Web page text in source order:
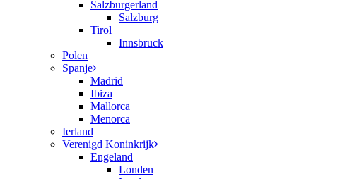
Salzburgerland
Salzburg
Tirol
Innsbruck
Polen
Spanje
Madrid
Ibiza
Mallorca
Menorca
Ierland
Verenigd Koninkrijk
Engeland
Londen